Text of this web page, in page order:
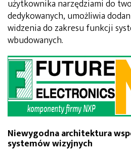
użytkownika narzędziami do
dedykowanych, umożliwia
widzenia do zakresu funkcji
wbudowanych.
Niewygodna architektura
systemów wizyjnych